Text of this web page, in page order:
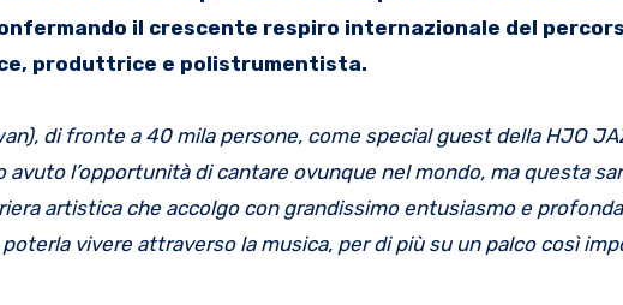
il crescente respiro internazionale del
produttrice e polistrumentista.
di fronte a 40 mila persone, come special guest della HJO
avuto l’opportunità di cantare ovunque nel mondo, ma questa
artistica che accolgo con grandissimo entusiasmo e
vivere attraverso la musica, per di più su un palco così